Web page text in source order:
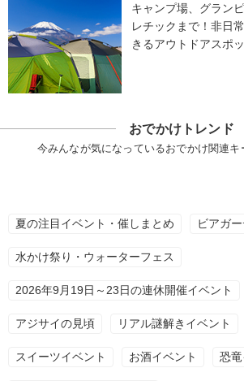
キャンプ場、グラン
レチックまで！非日
きるアウトドアスポ
おでかけトレンド
今みんなが気になっているおでかけ関連キ
夏の注目イベント・催しまとめ ビアガ
水かけ祭り・ウォーターフェス
2026年9月19日～23日の連休開催イベント
アジサイの見頃 リアル謎解きイベント
スイーツイベント お酒イベント 恐竜